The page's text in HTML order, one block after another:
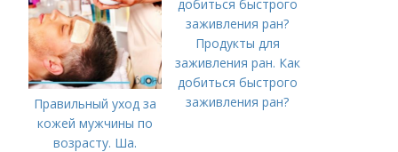
приходить на
эпиляцию?
Правильный уход за
кожей мужчины по
возрасту. Ша.
Продукты для
заживления ран. Как
добиться быстрого
заживления ран?